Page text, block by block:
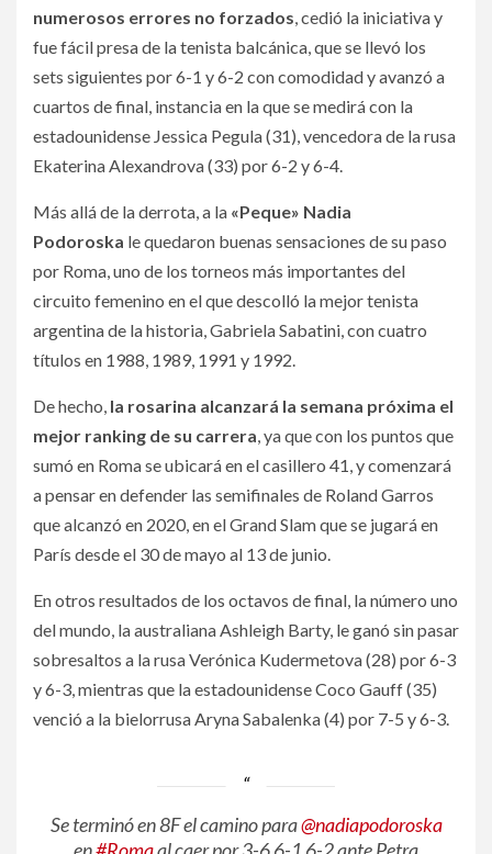
numerosos errores no forzados, cedió la iniciativa y
fue fácil presa de la tenista balcánica, que se llevó los
sets siguientes por 6-1 y 6-2 con comodidad y avanzó a
cuartos de final, instancia en la que se medirá con la
estadounidense Jessica Pegula (31), vencedora de la rusa
Ekaterina Alexandrova (33) por 6-2 y 6-4.
Más allá de la derrota, a la «Peque» Nadia
Podoroska le quedaron buenas sensaciones de su paso
por Roma, uno de los torneos más importantes del
circuito femenino en el que descolló la mejor tenista
argentina de la historia, Gabriela Sabatini, con cuatro
títulos en 1988, 1989, 1991 y 1992.
De hecho, la rosarina alcanzará la semana próxima el
mejor ranking de su carrera, ya que con los puntos que
sumó en Roma se ubicará en el casillero 41, y comenzará
a pensar en defender las semifinales de Roland Garros
que alcanzó en 2020, en el Grand Slam que se jugará en
París desde el 30 de mayo al 13 de junio.
En otros resultados de los octavos de final, la número uno
del mundo, la australiana Ashleigh Barty, le ganó sin pasar
sobresaltos a la rusa Verónica Kudermetova (28) por 6-3
y 6-3, mientras que la estadounidense Coco Gauff (35)
venció a la bielorrusa Aryna Sabalenka (4) por 7-5 y 6-3.
Se terminó en 8F el camino para@nadiapodoroska